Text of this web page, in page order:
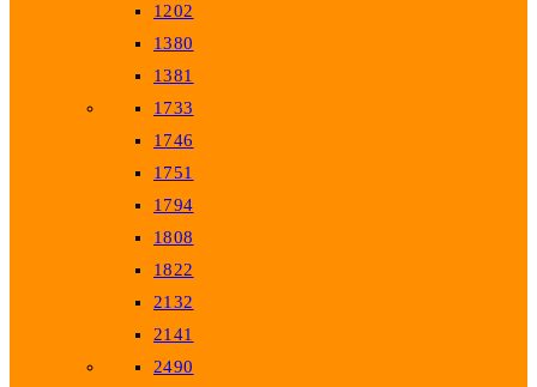
1202
1380
1381
1733
1746
1751
1794
1808
1822
2132
2141
2490